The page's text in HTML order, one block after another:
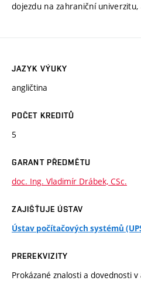
dojezdu na zahraniční
JAZYK VÝUKY
angličtina
POČET KREDITŮ
5
GARANT PŘEDMĚTU
doc. Ing. Vladimír Drábek, CSc.
ZAJIŠŤUJE ÚSTAV
Ústav počítačových systémů
PREREKVIZITY
Prokázané znalosti a dovednosti